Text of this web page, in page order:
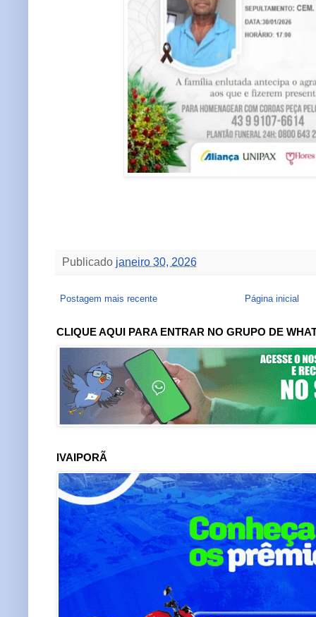
Publicado janeiro 30, 2026
Postagem mais recente Página inicial
CLIQUE AQUI PARA ENTRAR NO GRUPO DE
IVAIPORÃ